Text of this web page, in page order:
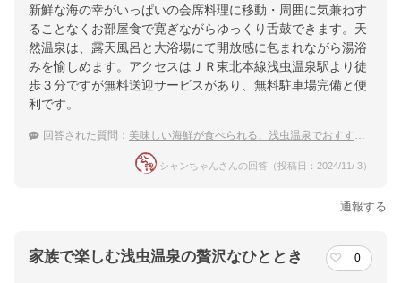
新鮮な海の幸がいっぱいの会席料理に移動・周囲に気兼ねす
ることなくお部屋食で寛ぎながらゆっくり舌鼓できます。天
然温泉は、露天風呂と大浴場にて開放感に包まれながら湯浴
みを愉しめます。アクセスはＪＲ東北本線浅虫温泉駅より徒
歩３分ですが無料送迎サービスがあり、無料駐車場完備と便
利です。
回答された質問： 美味しい海鮮が食べられる、浅虫温泉でおすすめの温泉宿を教えてください
シャンちゃんさんの回答（投稿日：2024/11/ 3）
通報する
家族で楽しむ浅虫温泉の贅沢なひととき 0